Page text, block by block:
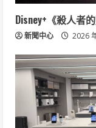
Disney+《殺人者
新聞中心 2026